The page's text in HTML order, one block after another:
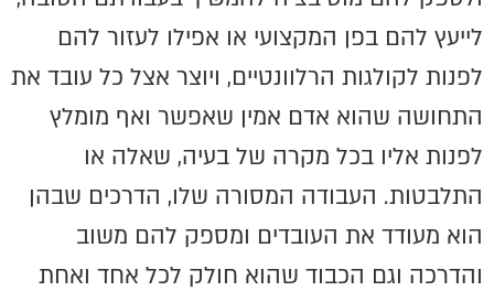
לייעץ להם בפן המקצועי או אפילו לעזור להם
לפנות לקולגות הרלוונטיים, ויוצר אצל כל עובד את
התחושה שהוא אדם אמין שאפשר ואף מומלץ
לפנות אליו בכל מקרה של בעיה, שאלה או
התלבטות. העבודה המסורה שלו, הדרכים שבהן
הוא מעודד את העובדים ומספק להם משוב
והדרכה וגם הכבוד שהוא חולק לכל אחד ואחת